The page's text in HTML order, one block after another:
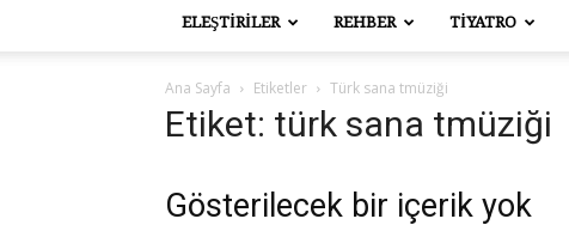
Sahne
ELEŞTİRİLER REHBER TİYATRO
Ana Sayfa Etiketler Türk sana tmüziği
Etiket: türk sana tmüziği
Gösterilecek bir içerik yok